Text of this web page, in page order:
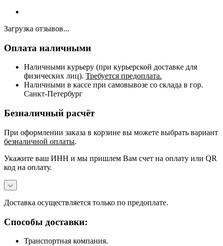
Загрузка отзывов...
Оплата наличными
Наличными курьеру (при курьерской доставке для
физических лиц). Требуется предоплата.
Наличными в кассе при самовывозе со склада в гор.
Санкт-Петербург
Безналичный расчёт
При оформлении заказа в корзине вы можете выбрать вариант
безналичной оплаты.
Укажите ваш ИНН и мы пришлем Вам счет на оплату или QR
код на оплату.
Доставка осуществляется только по предоплате.
Способы доставки:
Транспортная компания.